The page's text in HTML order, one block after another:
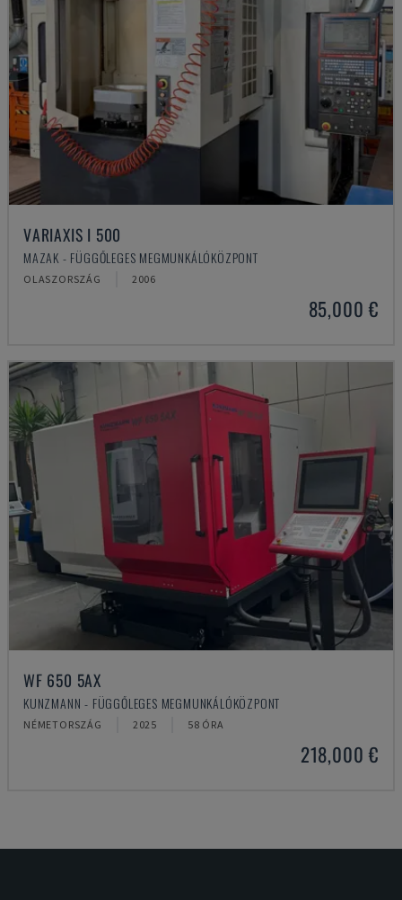
VARIAXIS I 500
MAZAK - FÜGGŐLEGES MEGMUNKÁLÓKÖZPONT
OLASZORSZÁG 2006
85,000 €
WF 650 5AX
KUNZMANN - FÜGGŐLEGES MEGMUNKÁLÓKÖZPONT
NÉMETORSZÁG 2025 58 ÓRA
218,000 €